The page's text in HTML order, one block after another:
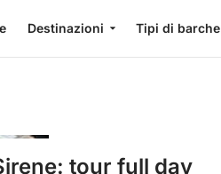
Destinazioni Tipi di barche
tour full day